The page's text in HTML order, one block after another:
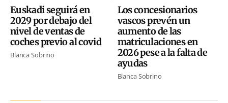
Euskadi seguirá en
2029 por debajo del
nivel de ventas de
coches previo al covid
Blanca Sobrino
Los concesionarios
vascos prevén un
aumento de las
matriculaciones en
2026 pese a la falta de
ayudas
Blanca Sobrino